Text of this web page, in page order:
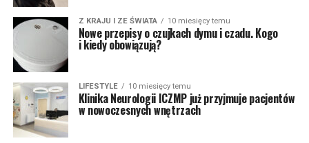
Z KRAJU I ZE ŚWIATA 10 miesięcy temu
Nowe przepisy o czujkach dymu i czadu. Kogo
i kiedy obowiązują?
LIFESTYLE 10 miesięcy temu
Klinika Neurologii ICZMP już przyjmuje pacjentów
w nowoczesnych wnętrzach